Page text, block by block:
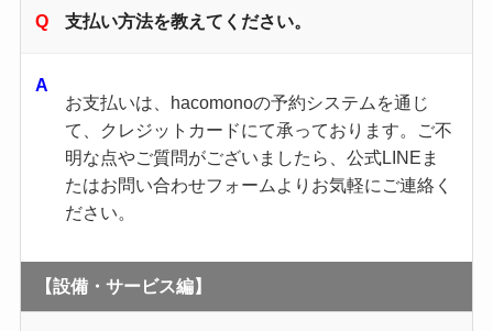
支払い方法を教えてください。
お支払いは、hacomonoの予約システムを通じ
て、クレジットカードにて承っております。ご不
明な点やご質問がございましたら、公式LINEま
たはお問い合わせフォームよりお気軽にご連絡く
ださい。
【設備・サービス編】